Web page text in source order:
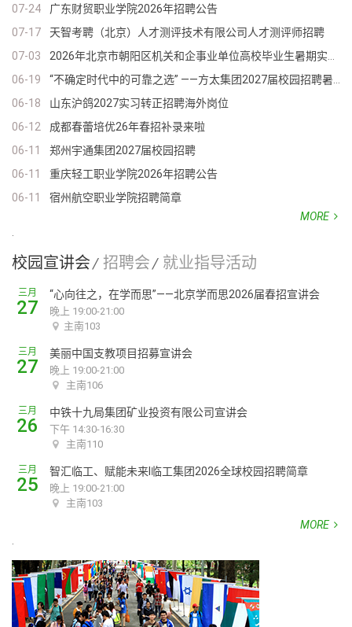
07-24
广东财贸职业学院2026年招聘公告
07-17
天智考聘（北京）人才测评技术有限公司人才测评师招聘
07-03
2026年北京市朝阳区机关和企事业单位高校毕业生暑期实习招募
06-19
“不确定时代中的可靠之选” ——方太集团2027届校园招聘暑期提前批实习正式启动
06-18
山东沪鸽2027实习转正招聘海外岗位
06-12
成都春蕾培优26年春招补录来啦
06-11
郑州宇通集团2027届校园招聘
06-11
重庆轻工职业学院2026年招聘公告
06-11
宿州航空职业学院招聘简章
MORE
校园宣讲会/ 招聘会/ 就业指导活动
三月
27
“心向往之，在学而思”——北京学而思2026届春招宣讲会
晚上 19:00-21:00
主南103
三月
27
美丽中国支教项目招募宣讲会
晚上 19:00-21:00
主南106
三月
26
中铁十九局集团矿业投资有限公司宣讲会
下午 14:30-16:30
主南110
三月
25
智汇临工、赋能未来I临工集团2026全球校园招聘简章
晚上 19:00-21:00
主南103
MORE